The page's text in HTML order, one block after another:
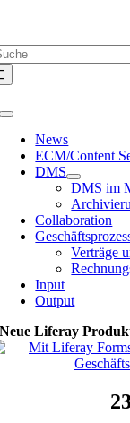
springen
Toggle
Navigation
News
ECM/Content
DMS
DMS im
Collaboration
Verträge
Input
Output
Neue Liferay